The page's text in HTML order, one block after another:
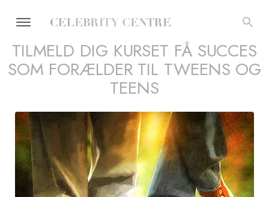
TILMELD DIG KURSET FÅ SUCCES
SOM FORÆLDER TIL TWEENS OG
TEENS